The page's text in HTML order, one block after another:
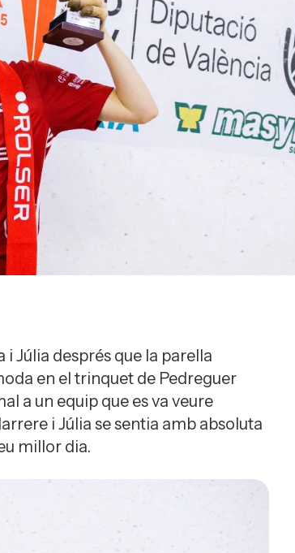
Júlia després que la parella
en el trinquet de Pedreguer
a un equip que es va veure
i Júlia se sentia amb absoluta
millor dia.